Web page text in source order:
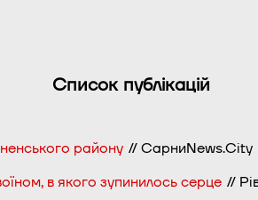
Список публікацій
району // СарниNews.City
в якого зупинилось серце //